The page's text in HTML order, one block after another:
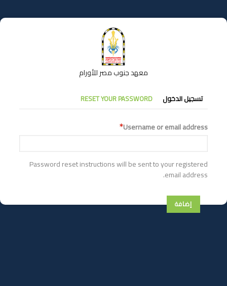
إلى
المحتوى
معهد جنوب مصر للأورام
التبويبات
الأساسية
تسجيل الدخول RESET YOUR PASSWORD
Username or email address
Password reset instructions will be sent to your registered
email address.